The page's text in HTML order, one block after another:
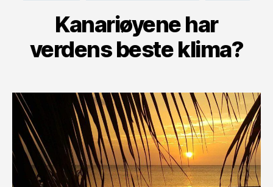
Kanariøyene har
verdens beste klima?